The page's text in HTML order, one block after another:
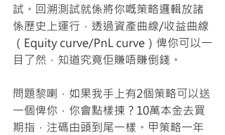
試。回溯測試就係將你嘅策略邏輯放諸
係歷史上運行，透過資產曲線/收益曲線
（Equity curve/PnL curve）俾你可以一
目了然，知道究竟佢賺唔賺倒錢。
問題黎喇，如果我手上有2個策略可以送
一個俾你，你會點樣揀？10萬本金去買
期指，注碼由頭到尾一樣。甲策略一年